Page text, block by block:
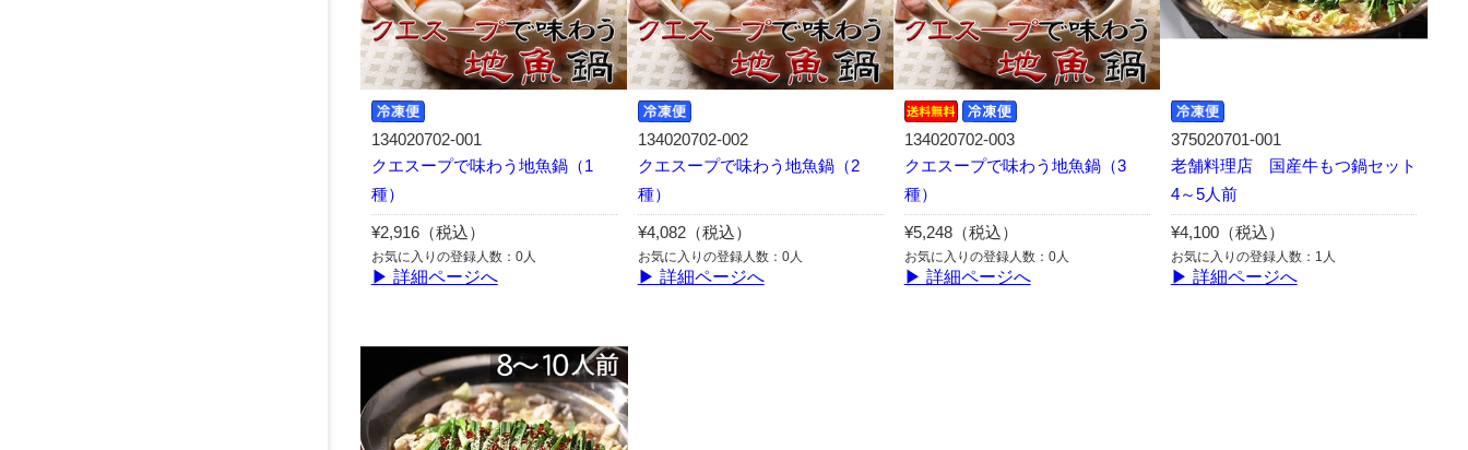
134020702-001
クエスープで味わう地魚鍋（1
種）
¥2,916（税込）
お気に入りの登録人数：0人
▶ 詳細ページへ
134020702-002
クエスープで味わう地魚鍋（2
種）
¥4,082（税込）
お気に入りの登録人数：0人
▶ 詳細ページへ
134020702-003
クエスープで味わう地魚鍋（3
種）
¥5,248（税込）
お気に入りの登録人数：0人
▶ 詳細ページへ
375020701-001
老舗料理店 国産牛もつ鍋セット
4～5人前
¥4,100（税込）
お気に入りの登録人数：1人
▶ 詳細ページへ